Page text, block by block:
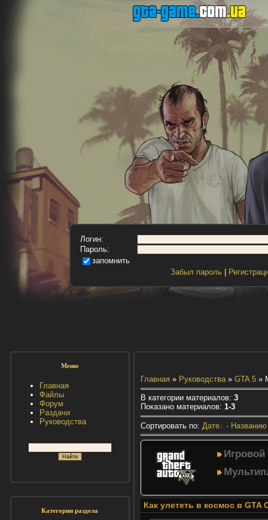
Логин:
Пароль:
запомнить
Забыл пароль|
Меню
Главная
Файлы
Форум
Раздачи
Руководства
Категории раздела
Главная» Руководства» GTA 5»
В категории материалов: 3
Показано материалов: 1-3
Сортировать по: Дате · Названию
Игровой
Как улететь в космос в